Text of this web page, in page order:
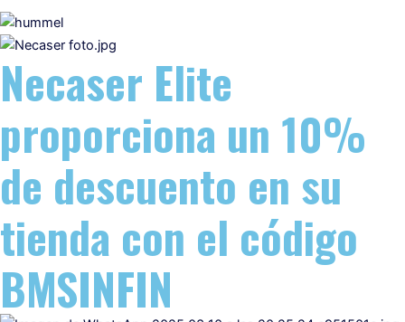
Necaser Elite
proporciona un 10%
de descuento en su
tienda con el código
BMSINFIN